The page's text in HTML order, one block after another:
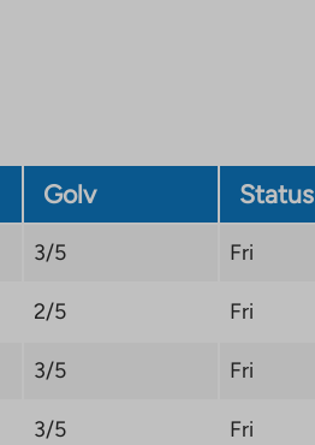
Golv Status
3/5 Fri
2/5 Fri
3/5 Fri
3/5 Fri